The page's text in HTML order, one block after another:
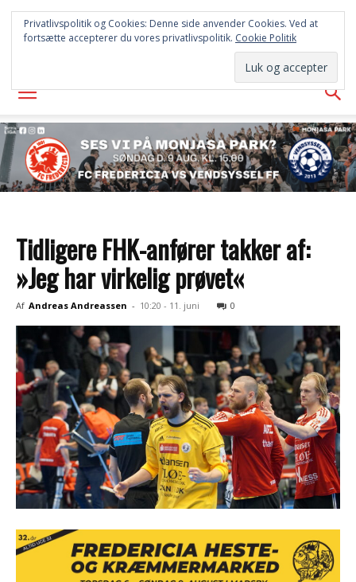
FREDERICIA
AVISEN
Tidligere FHK-anfører takker af:
»Jeg har virkelig prøvet«
Af Andreas Andreassen - 10:20 - 11. juni 0
Privatlivspolitik og Cookies: Denne side anvender Cookies. Ved at
fortsætte accepterer du vores privatlivspolitik. Cookie Politik